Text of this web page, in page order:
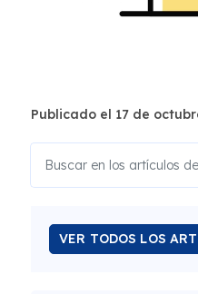
Publicado el 17 de
VER TODOS LOS